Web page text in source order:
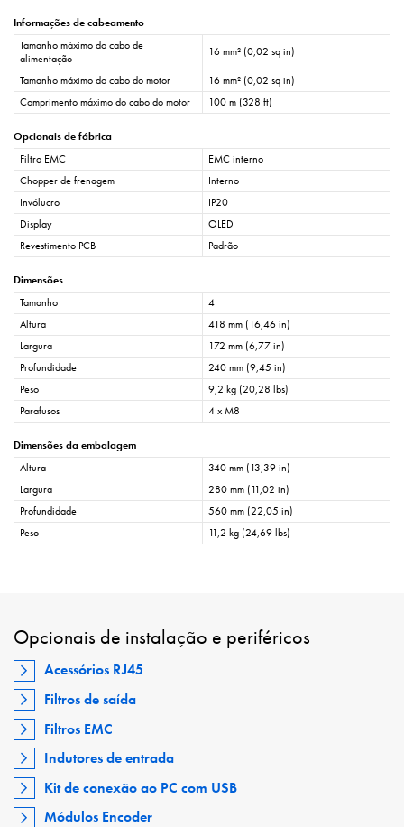
Informações de cabeamento
Tamanho máximo do cabo de
alimentação
16 mm² (0,02 sq in)
Tamanho máximo do cabo do motor
16 mm² (0,02 sq in)
Comprimento máximo do cabo do motor
100 m (328 ft)
Opcionais de fábrica
Filtro EMC
EMC interno
Chopper de frenagem
Interno
Invólucro
IP20
Display
OLED
Revestimento PCB
Padrão
Dimensões
Tamanho
4
Altura
418 mm (16,46 in)
Largura
172 mm (6,77 in)
Profundidade
240 mm (9,45 in)
Peso
9,2 kg (20,28 lbs)
Parafusos
4 x M8
Dimensões da embalagem
Altura
340 mm (13,39 in)
Largura
280 mm (11,02 in)
Profundidade
560 mm (22,05 in)
Peso
11,2 kg (24,69 lbs)
Opcionais de instalação e periféricos
Acessórios RJ45
Filtros de saída
Filtros EMC
Indutores de entrada
Kit de conexão ao PC com USB
Módulos Encoder